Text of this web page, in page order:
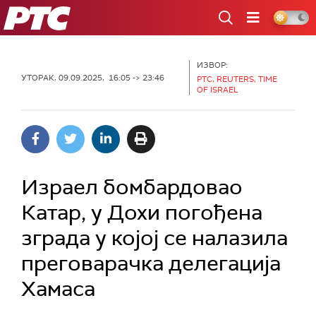
РТС
УТОРАК, 09.09.2025, 16:05 -> 23:46
ИЗВОР:
РТС, REUTERS, TIME
OF ISRAEL
Израел бомбардовао
Катар, у Дохи погођена
зграда у којој се налазила
преговарачка делегација
Хамаса